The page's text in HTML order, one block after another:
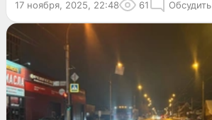
17 ноября, 2025, 22:48 61 Обсудить